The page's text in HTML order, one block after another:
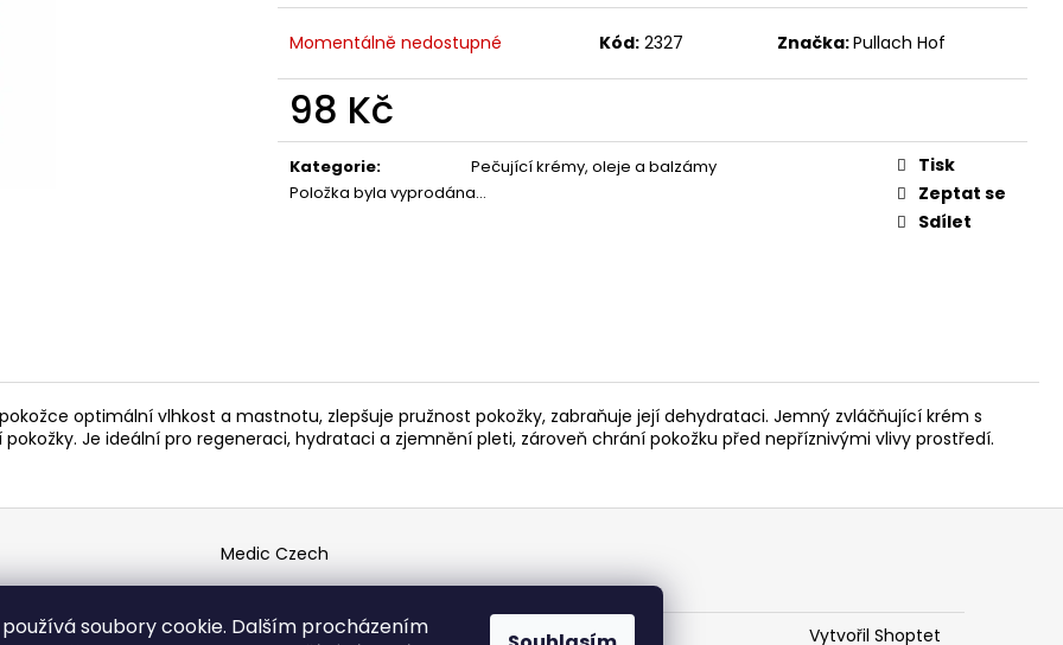
soubory cookie. Dalším procházením
Momentálně nedostupné Kód: 2327 Značka:Pullach Hof
98 Kč
Měrná
cena:
Kategorie:
Pečující krémy, oleje a balzámy
Položka byla vyprodána…
Tisk
Zeptat se
Sdílet
optimální vlhkost a mastnotu, zlepšuje pružnost pokožky, zabraňuje její dehydrataci. Jemný zvláčňující krém s
Je ideální pro regeneraci, hydrataci a zjemnění pleti, zároveň chrání pokožku před nepříznivými vlivy prostředí.
67 Kč
Medic Czech
Vytvořil Shoptet